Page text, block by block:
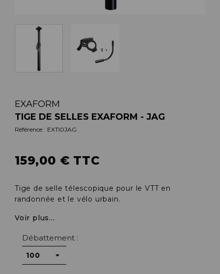
EXAFORM
TIGE DE SELLES EXAFORM - JAG
Référence : EXTI0JAG
159,00 € TTC
Tige de selle télescopique pour le VTT en
randonnée et le vélo urbain.
Voir plus...
Débattement :